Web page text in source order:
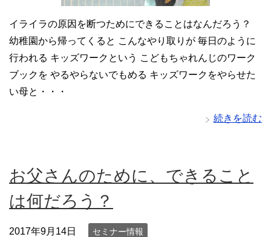
イライラの原因を断つためにできることはなんだろう？
幼稚園から帰ってくると こんなやり取りが 毎日のように
行われる キッズワークという こどもちゃれんじのワーク
ブックを やるやらないでもめる キッズワークをやらせた
い母と・・・
続きを読む
お父さんのために、できること
は何だろう？
2017年9月14日 セミナー情報